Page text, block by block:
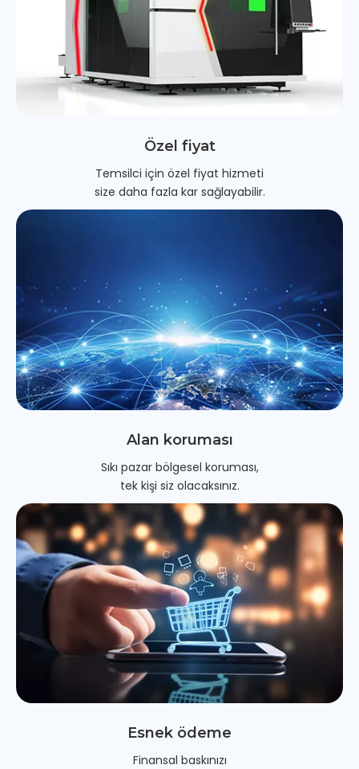
Özel fiyat
Temsilci için özel fiyat hizmeti
size daha fazla kar sağlayabilir.
Alan koruması
Sıkı pazar bölgesel koruması,
tek kişi siz olacaksınız.
Esnek ödeme
Finansal baskınızı